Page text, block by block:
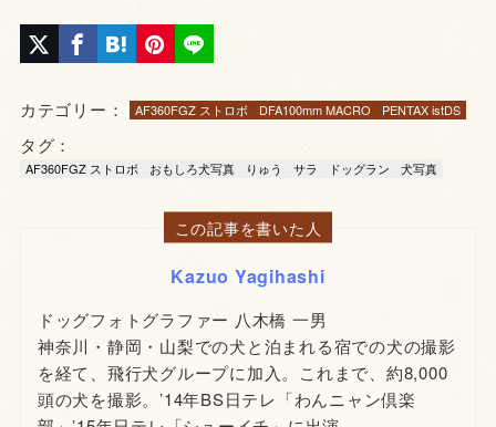
カテゴリー： AF360FGZ ストロボ DFA100mm MACRO PENTAX istDS
タグ：
AF360FGZ ストロボ おもしろ犬写真 りゅう サラ ドッグラン 犬写真
この記事を書いた人
Kazuo Yagihashi
ドッグフォトグラファー 八木橋 一男
神奈川・静岡・山梨での犬と泊まれる宿での犬の撮影
を経て、飛行犬グループに加入。これまで、約8,000
頭の犬を撮影。’14年BS日テレ「わんニャン倶楽